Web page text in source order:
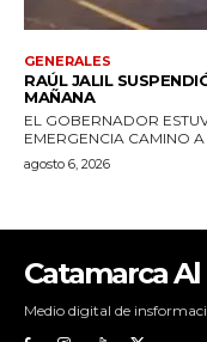
Catamarca
Medio digital de